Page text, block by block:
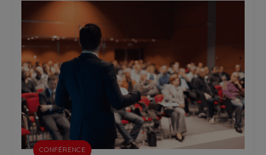
CONFÉRENCE